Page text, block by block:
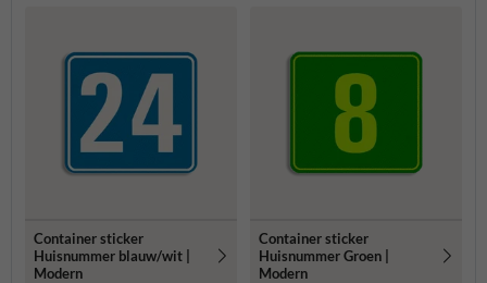
Container sticker
Huisnummer blauw/wit |
Modern
Container sticker
Huisnummer Groen |
Modern